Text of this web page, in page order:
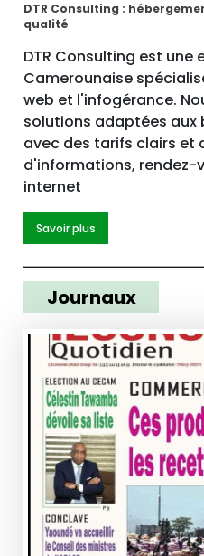
DTR Consulting :
qualité
DTR Consulting est une
Camerounaise
web et l'infogérance.
solutions adaptées aux
avec des tarifs clairs et
d'informations, rendez-
internet
Savoir plus
Journaux